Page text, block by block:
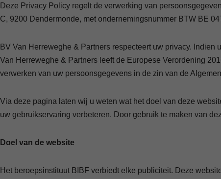
Deze Privacy Policy regelt de verwerking van
C, 9200 Dendermonde, met ondernemingsnummer BTW BE
BV Van Herreweghe & Partners respecteert uw privacy.
Van Herreweghe & Partners leeft de Europese Verordening
verwerken van uw persoonsgegevens in de zin van de
Via deze pagina laten wij u weten wat het doel van deze
uw gebruikservaring verbeteren. Door gebruik te maken van
Doel van de website
Het beroepsinstituut BIBF verbiedt elke publiciteit. Deze